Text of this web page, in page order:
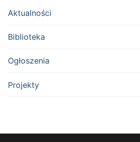
Aktualności
Biblioteka
Ogłoszenia
Projekty